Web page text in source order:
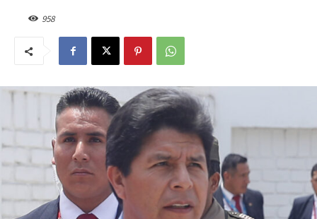
958